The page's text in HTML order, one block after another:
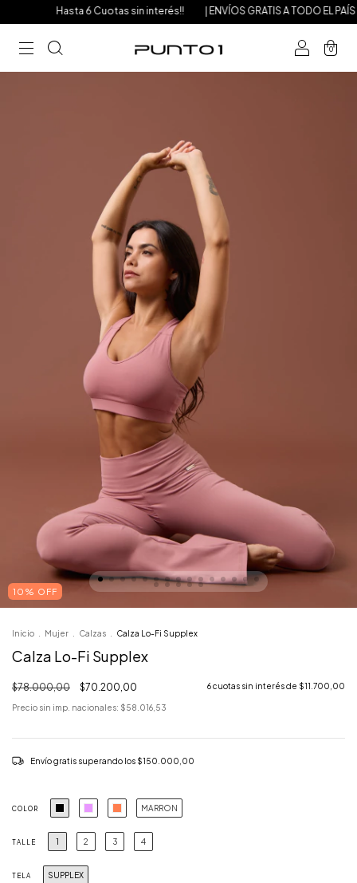
Hasta 6 Cuotas sin interés!! | ENVÍOS GRATIS A TODO EL PAÍS A
0
10% OFF
Inicio Mujer Calzas Calza Lo-Fi Supplex
Calza Lo-Fi Supplex
$78.000,00 $70.200,00 6cuotas sin interés de $11.700,00
Precio sin imp. nacionales: $58.016,53
Envío gratis superando los $150.000,00
COLOR MARRON
TALLE 1 2 3 4
TELA SUPPLEX